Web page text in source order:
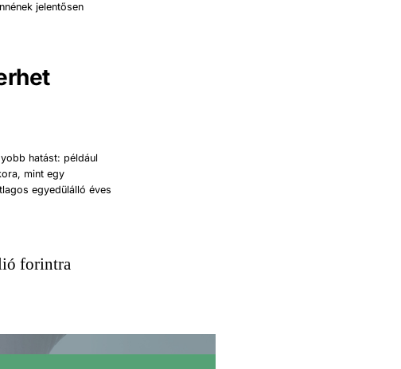
jelentősen
hatást: például
mint egy
egyedülálló éves
forintra